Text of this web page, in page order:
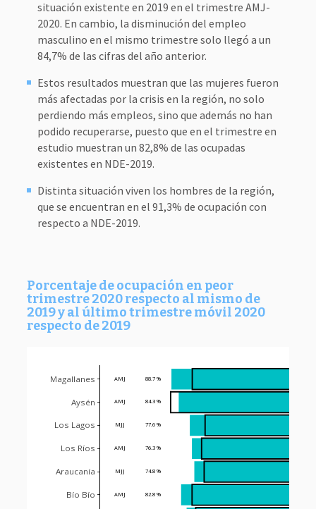
situación existente en 2019 en el trimestre AMJ-
2020. En cambio, la disminución del empleo
masculino en el mismo trimestre solo llegó a un
84,7% de las cifras del año anterior.
Estos resultados muestran que las mujeres fueron
más afectadas por la crisis en la región, no solo
perdiendo más empleos, sino que además no han
podido recuperarse, puesto que en el trimestre en
estudio muestran un 82,8% de las ocupadas
existentes en NDE-2019.
Distinta situación viven los hombres de la región,
que se encuentran en el 91,3% de ocupación con
respecto a NDE-2019.
Porcentaje de ocupación en peor
trimestre 2020 respecto al mismo de
2019 y al último trimestre móvil 2020
respecto de 2019
MJJ
AMJ
MJJ
AMJ
AMJ
AMJ
74.8 %
76.3 %
77.6 %
82.8 %
84.3 %
88.7 %
Bío Bío
Araucanía
Los Ríos
Los Lagos
Aysén
Magallanes